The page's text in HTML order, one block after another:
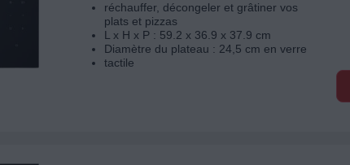
réchauffer, décongeler et grâtiner vos
plats et pizzas
L x H x P : 59.2 x 36.9 x 37.9 cm
Diamètre du plateau : 24,5 cm en verre
tactile